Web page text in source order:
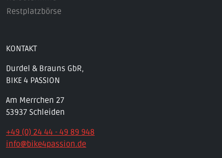
Restplatzbörse
KONTAKT
Durdel & Brauns GbR,
BIKE 4 PASSION
Am Merrchen 27
53937 Schleiden
+49 (0) 24 44 - 49 89 948
info@bike4passion.de